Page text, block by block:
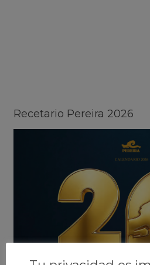
Recetario Pereira 2026